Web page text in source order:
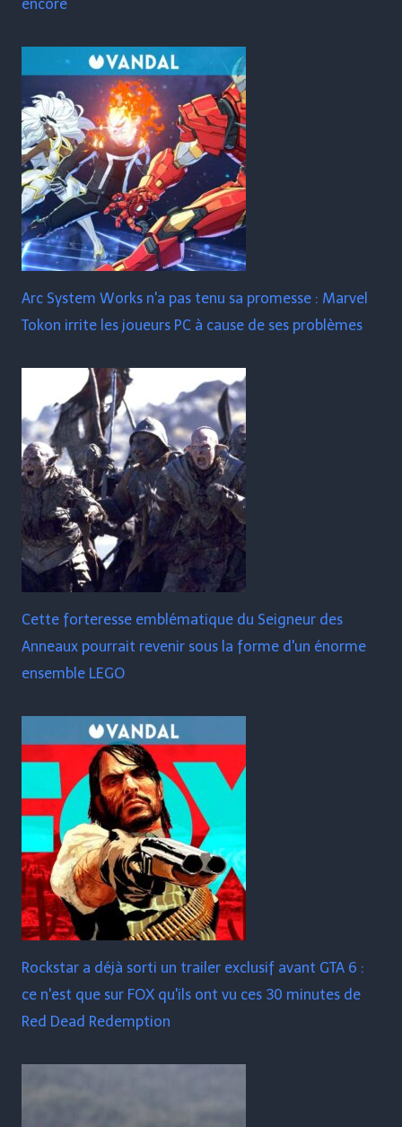
encore
Arc System Works n'a pas tenu sa promesse : Marvel
Tokon irrite les joueurs PC à cause de ses problèmes
Cette forteresse emblématique du Seigneur des
Anneaux pourrait revenir sous la forme d'un énorme
ensemble LEGO
Rockstar a déjà sorti un trailer exclusif avant GTA 6 :
ce n'est que sur FOX qu'ils ont vu ces 30 minutes de
Red Dead Redemption